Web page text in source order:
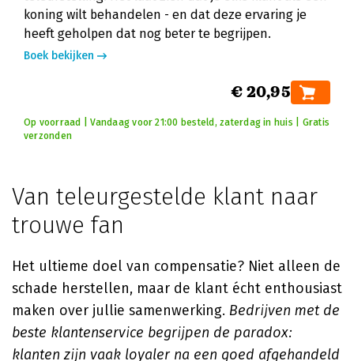
koning wilt behandelen - en dat deze ervaring je
heeft geholpen dat nog beter te begrijpen.
Boek bekijken
€ 20,95
Op voorraad | Vandaag voor 21:00 besteld, zaterdag in huis | Gratis
verzonden
Van teleurgestelde klant naar
trouwe fan
Het ultieme doel van compensatie? Niet alleen de
schade herstellen, maar de klant écht enthousiast
maken over jullie samenwerking. Bedrijven met de
beste klantenservice begrijpen de paradox:
klanten zijn vaak loyaler na een goed afgehandeld